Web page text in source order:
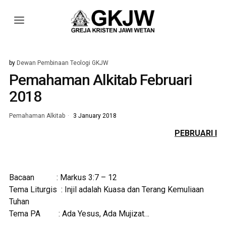
by Dewan Pembinaan Teologi GKJW
Pemahaman Alkitab Februari
2018
Pemahaman Alkitab 3 January 2018
PEBRUARI I
Bacaan
: Markus 3:7 – 12
Tema Liturgis : Injil adalah Kuasa dan Terang Kemuliaan
Tuhan
Tema PA : Ada Yesus, Ada Mujizat…